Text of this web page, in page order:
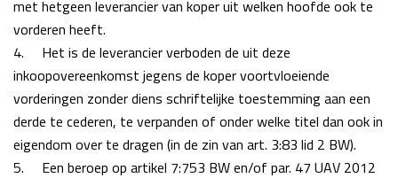
met hetgeen leverancier van koper uit welken hoofde ook te
vorderen heeft.
4.
Het is de leverancier verboden de uit deze
inkoopovereenkomst jegens de kopervoortvloeiende
vorderingen zonder diens schriftelijke toestemming aan een
derde te cederen, te verpanden of onder welke titel dan ook in
eigendom over te dragen (in de zin van art. 3:83 lid 2 BW).
5.
Een beroep op artikel 7:753 BW en/of par. 47 UAV 2012